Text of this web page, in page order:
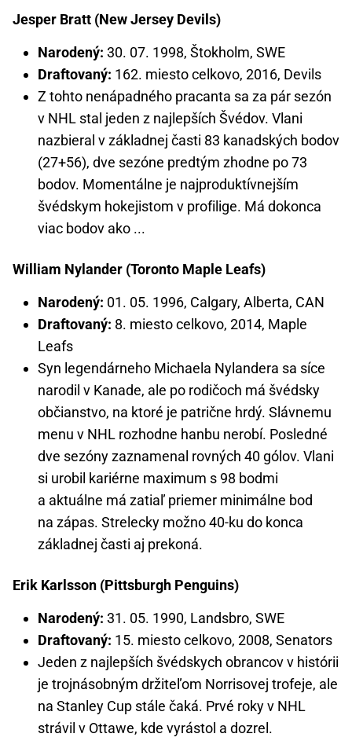
Jesper Bratt (New Jersey Devils)
Narodený: 30. 07. 1998, Štokholm, SWE
Draftovaný: 162. miesto celkovo, 2016, Devils
Z tohto nenápadného pracanta sa za pár sezón
v NHL stal jeden z najlepších Švédov. Vlani
nazbieral v základnej časti 83 kanadských bodov
(27+56), dve sezóne predtým zhodne po 73
bodov. Momentálne je najproduktívnejším
švédskym hokejistom v profilige. Má dokonca
viac bodov ako ...
William Nylander (Toronto Maple Leafs)
Narodený: 01. 05. 1996, Calgary, Alberta, CAN
Draftovaný: 8. miesto celkovo, 2014, Maple
Leafs
Syn legendárneho Michaela Nylandera sa síce
narodil v Kanade, ale po rodičoch má švédsky
občianstvo, na ktoré je patrične hrdý. Slávnemu
menu v NHL rozhodne hanbu nerobí. Posledné
dve sezóny zaznamenal rovných 40 gólov. Vlani
si urobil kariérne maximum s 98 bodmi
a aktuálne má zatiaľ priemer minimálne bod
na zápas. Strelecky možno 40-ku do konca
základnej časti aj prekoná.
Erik Karlsson (Pittsburgh Penguins)
Narodený: 31. 05. 1990, Landsbro, SWE
Draftovaný: 15. miesto celkovo, 2008, Senators
Jeden z najlepších švédskych obrancov v histórii
je trojnásobným držiteľom Norrisovej trofeje, ale
na Stanley Cup stále čaká. Prvé roky v NHL
strávil v Ottawe, kde vyrástol a dozrel.